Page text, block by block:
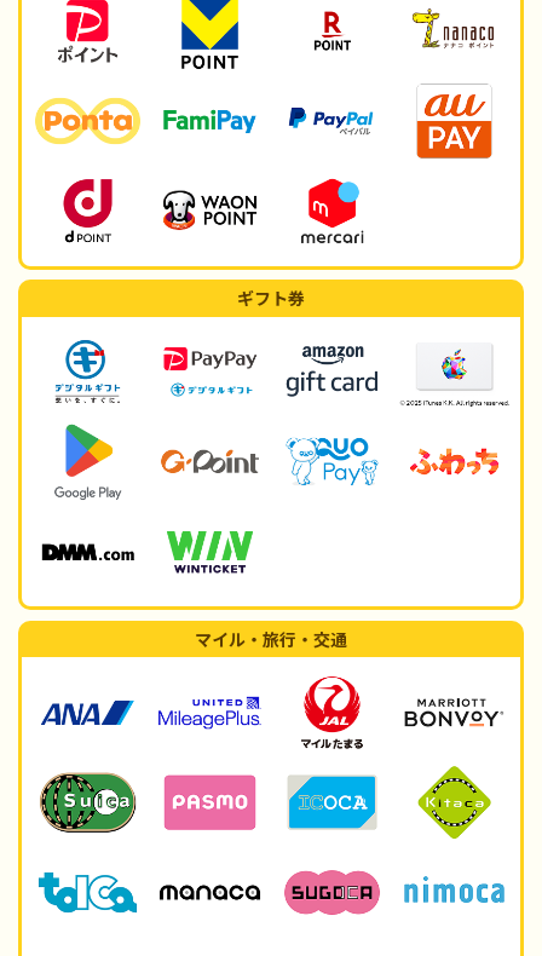
ギフト券
マイル・旅行・交通